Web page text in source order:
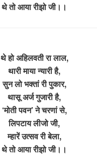
थे तो आया रीझो जी।।
थे हो अहिलवती रा लाल,
थारी माया न्यारी है,
सुन लो भक्तां री पुकार,
थासू अर्ज गुजारी है,
‘मोती पवन’ ने चरणां से,
लिपटाय लीजो जी,
म्हारें उत्सव री बेला,
थे तो आया रीझो जी।।